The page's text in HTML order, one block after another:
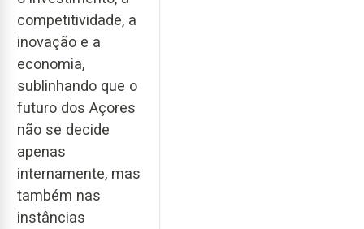
competitividade, a
inovação e a
economia,
sublinhando que o
futuro dos Açores
não se decide
apenas
internamente, mas
também nas
instâncias